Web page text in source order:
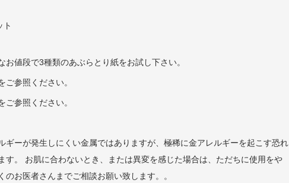
ト
お値段で3種類のあぶらとり紙をお試し下さい。
ご参照ください。
ご参照ください。
ギーが発生しにくい金属ではありますが、極稀に金アレルギーを起こす恐れ
す。 お肌に合わないとき、または異変を感じた場合は、ただちに使用をや
のお医者さんまでご相談お願い致します。。